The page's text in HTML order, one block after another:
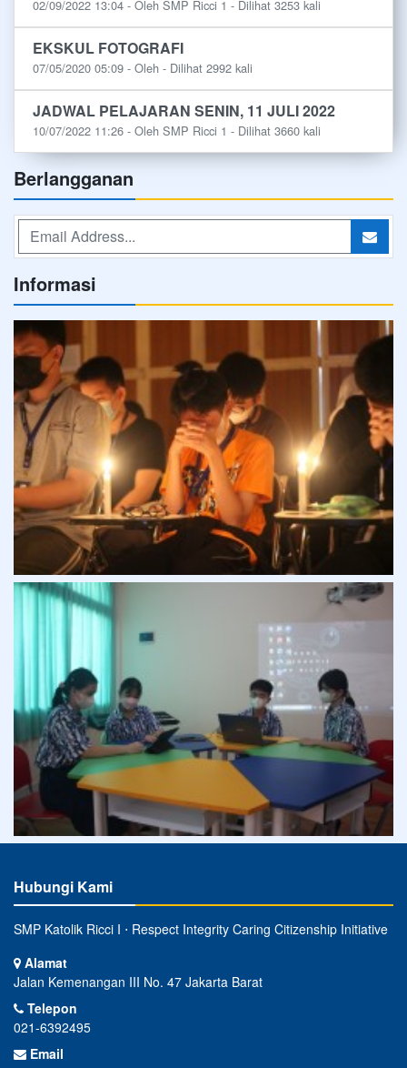
02/09/2022 13:04 - Oleh SMP Ricci 1 - Dilihat 3253 kali
EKSKUL FOTOGRAFI
07/05/2020 05:09 - Oleh - Dilihat 2992 kali
JADWAL PELAJARAN SENIN, 11 JULI 2022
10/07/2022 11:26 - Oleh SMP Ricci 1 - Dilihat 3660 kali
Berlangganan
Informasi
Hubungi Kami
SMP Katolik Ricci I ⋅ Respect Integrity Caring Citizenship Initiative
Alamat
Jalan Kemenangan III No. 47 Jakarta Barat
Telepon
021-6392495
Email